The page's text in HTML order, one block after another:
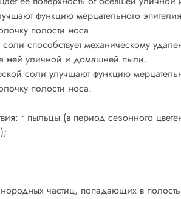
функцию мерцательного
полости носа.
способствует механическому
ней уличной и домашней пыли.
соли улучшают функцию
полости носа.
• пыльцы (в период сезонного
частиц, попадающих в